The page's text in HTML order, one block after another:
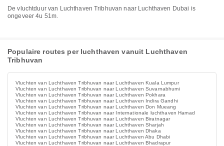
De vluchtduur van Luchthaven Tribhuvan naar Luchthaven Dubai is
ongeveer 4u 51m.
Populaire routes per luchthaven vanuit Luchthaven
Tribhuvan
Vluchten van Luchthaven Tribhuvan naar Luchthaven Kuala Lumpur
Vluchten van Luchthaven Tribhuvan naar Luchthaven Suvarnabhumi
Vluchten van Luchthaven Tribhuvan naar Luchthaven Pokhara
Vluchten van Luchthaven Tribhuvan naar Luchthaven Indira Gandhi
Vluchten van Luchthaven Tribhuvan naar Luchthaven Don Mueang
Vluchten van Luchthaven Tribhuvan naar Internationale luchthaven Hamad
Vluchten van Luchthaven Tribhuvan naar Luchthaven Biratnagar
Vluchten van Luchthaven Tribhuvan naar Luchthaven Sharjah
Vluchten van Luchthaven Tribhuvan naar Luchthaven Dhaka
Vluchten van Luchthaven Tribhuvan naar Luchthaven Abu Dhabi
Vluchten van Luchthaven Tribhuvan naar Luchthaven Bhadrapur